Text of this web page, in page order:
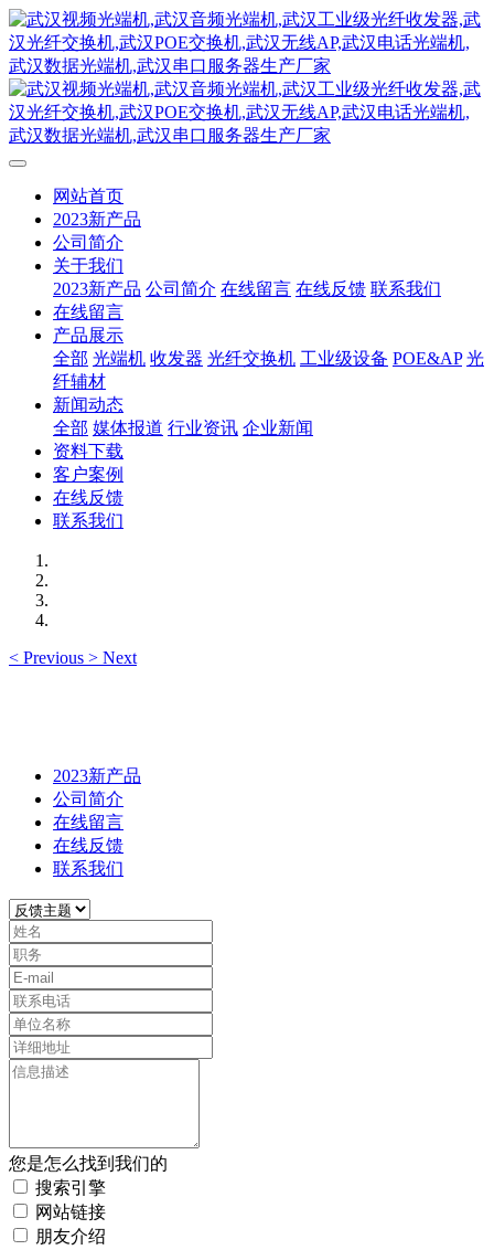
网站首页
2023新产品
公司简介
关于我们
2023新产品 公司简介 在线留言 在线反馈 联系我们
在线留言
产品展示
全部 光端机 收发器 光纤交换机 工业级设备 POE&AP 光
纤辅材
新闻动态
全部 媒体报道 行业资讯 企业新闻
资料下载
客户案例
在线反馈
联系我们
< Previous > Next
2023新产品
公司简介
在线留言
在线反馈
联系我们
您是怎么找到我们的
搜索引擎
网站链接
朋友介绍